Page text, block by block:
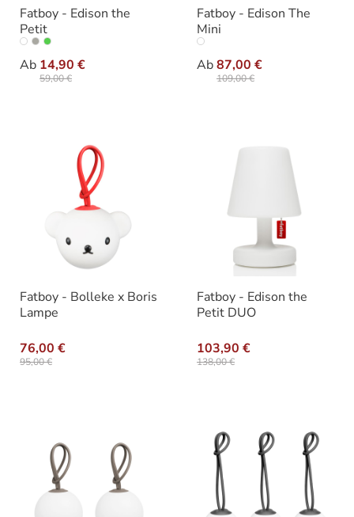
Fatboy - Edison the
Petit
Ab 14,90 €
59,00 €
Ausführung
Fatboy - Edison The
Mini
Ab87,00 €
109,00 €
Varianten
Fatboy - Bolleke x Boris
Lampe
76,00 €
95,00 €
Fatboy - Edison the
Petit DUO
103,90 €
138,00 €